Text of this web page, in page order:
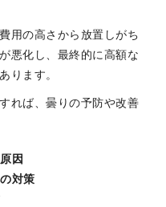
用の高さから放置しがち
悪化し、最終的に高額な
ります。
れば、曇りの予防や改善
因
対策